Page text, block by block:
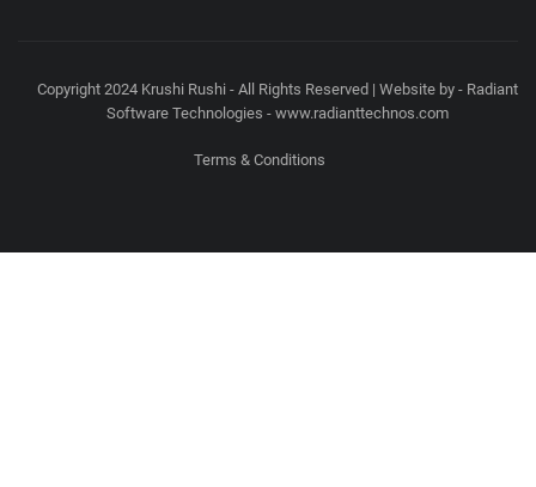
Copyright 2024 Krushi Rushi - All Rights Reserved | Website by - Radiant
Software Technologies - www.radianttechnos.com
Terms & Conditions